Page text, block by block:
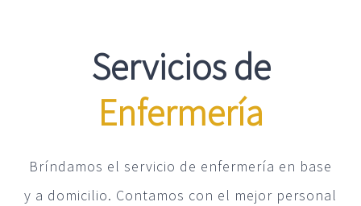
Servicios de
Enfermería
Bríndamos el servicio de enfermería en base
y a domicilio. Contamos con el mejor personal